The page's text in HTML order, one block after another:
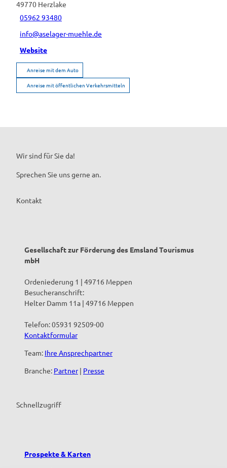
49770 Herzlake
05962 93480
info@aselager-muehle.de
Website
Anreise mit dem Auto
Anreise mit öffentlichen Verkehrsmitteln
Wir sind für Sie da!
Sprechen Sie uns gerne an.
Kontakt
Gesellschaft zur Förderung des Emsland Tourismus
mbH
Ordeniederung 1 | 49716 Meppen
Besucheranschrift:
Helter Damm 11a | 49716 Meppen
Telefon: 05931 92509-00
Kontaktformular
Team: Ihre Ansprechpartner
Branche: Partner| Presse
Schnellzugriff
Prospekte & Karten